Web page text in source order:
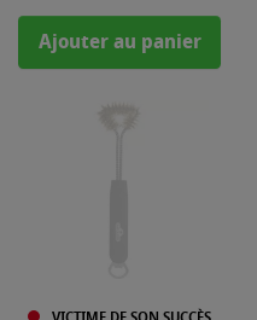
Ajouter au panier